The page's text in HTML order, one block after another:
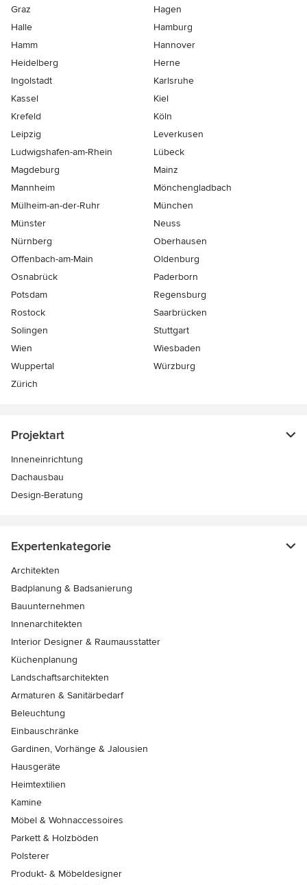
Graz
Hagen
Halle
Hamburg
Hamm
Hannover
Heidelberg
Herne
Ingolstadt
Karlsruhe
Kassel
Kiel
Krefeld
Köln
Leipzig
Leverkusen
Ludwigshafen-am-Rhein
Lübeck
Magdeburg
Mainz
Mannheim
Mönchen­gladbach
Mülheim-an-der-Ruhr
München
Münster
Neuss
Nürnberg
Oberhausen
Offenbach-am-Main
Oldenburg
Osnabrück
Paderborn
Potsdam
Regensburg
Rostock
Saarbrücken
Solingen
Stuttgart
Wien
Wiesbaden
Wuppertal
Würzburg
Zürich
Projektart
Inneneinrichtung
Dachausbau
Design-Beratung
Expertenkategorie
Architekten
Badplanung & Badsanierung
Bauunternehmen
Innenarchitekten
Interior Designer & Raumausstatter
Küchenplanung
Landschaftsarchitekten
Armaturen & Sanitärbedarf
Beleuchtung
Einbauschränke
Gardinen, Vorhänge & Jalousien
Hausgeräte
Heimtextilien
Kamine
Möbel & Wohnaccessoires
Parkett & Holzböden
Polsterer
Produkt- & Möbeldesigner